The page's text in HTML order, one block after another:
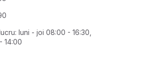
luni - joi 08:00 - 16:30,
14:00